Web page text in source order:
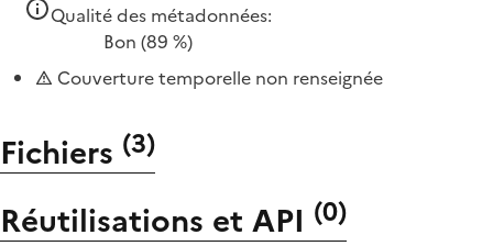
Qualité des métadonnées:
Bon (89 %)
Couverture temporelle non renseignée
Fichiers (3)
Réutilisations et API (0)